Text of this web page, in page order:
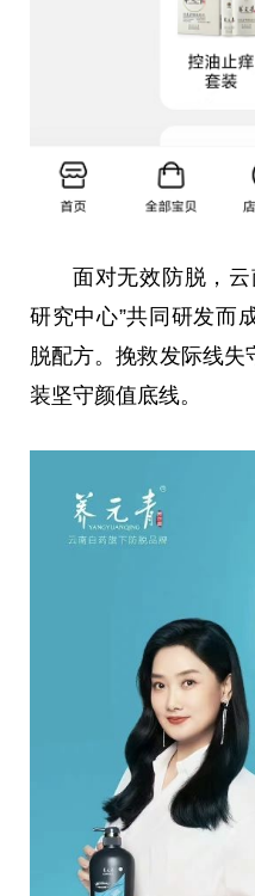
面对无效防脱，
研究中心”共同研发而
脱配方。挽救发际线失
装坚守颜值底线。